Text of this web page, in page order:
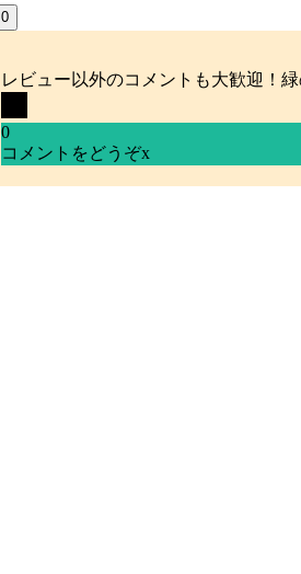
0
レビュー以外のコメントも大歓迎！
0
コメントをどうぞx